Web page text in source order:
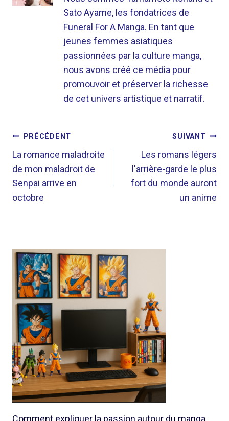
Sato Ayame, les fondatrices de
Funeral For A Manga. En tant que
jeunes femmes asiatiques
passionnées par la culture manga,
nous avons créé ce média pour
promouvoir et préserver la richesse
de cet univers artistique et narratif.
NAVIGATION
DE
L’ARTICLE
PRÉCÉDENT
La romance maladroite
de mon maladroit de
Senpai arrive en
octobre
SUIVANT
Les romans légers
l'arrière-garde le plus
fort du monde auront
un anime
Comment expliquer la passion autour du manga